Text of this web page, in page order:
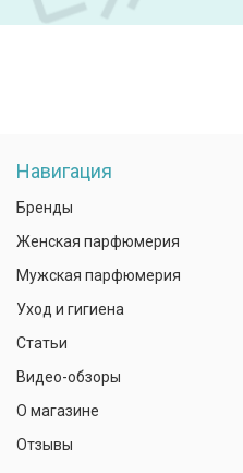
Навигация
Бренды
Женская парфюмерия
Мужская парфюмерия
Уход и гигиена
Статьи
Видео-обзоры
О магазине
Отзывы